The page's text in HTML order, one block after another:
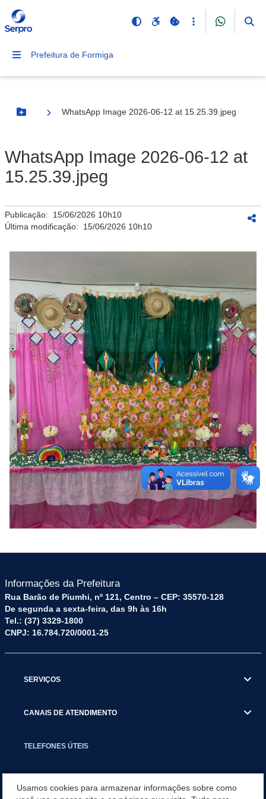
Prefeitura de Formiga
Botão Menu
WhatsApp Image 2026-06-12 at 15.25.39.jpeg
WhatsApp Image 2026-06-12 at
15.25.39.jpeg
Publicação: 15/06/2026 10h10
Última modificação: 15/06/2026 10h10
Informações da Prefeitura
Rua Barão de Piumhi, nº 121, Centro – CEP: 35570-128
De segunda a sexta-feira, das 9h às 16h
Tel.: (37) 3329-1800
CNPJ: 16.784.720/0001-25
SERVIÇOS
CANAIS DE ATENDIMENTO
TELEFONES ÚTEIS
Usamos cookies para armazenar informações sobre como